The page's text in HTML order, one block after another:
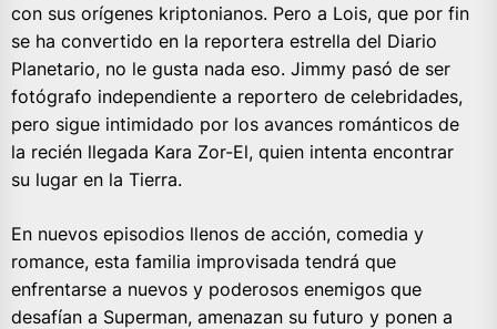
con sus orígenes kriptonianos. Pero a Lois, que por fin
se ha convertido en la reportera estrella del Diario
Planetario, no le gusta nada eso. Jimmy pasó de ser
fotógrafo independiente a reportero de celebridades,
pero sigue intimidado por los avances románticos de
la recién llegada Kara Zor-El, quien intenta encontrar
su lugar en la Tierra.
En nuevos episodios llenos de acción, comedia y
romance, esta familia improvisada tendrá que
enfrentarse a nuevos y poderosos enemigos que
desafían a Superman, amenazan su futuro y ponen a